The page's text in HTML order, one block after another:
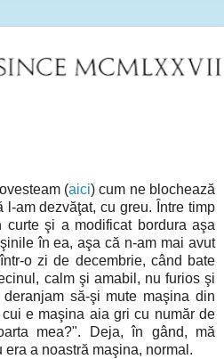
(aici) cum ne blochează
am dezvăţat, cu greu. Între timp
şi a modificat bordura aşa
în ea, aşa că n-am mai avut
o zi de decembrie, când bate
calm şi amabil, nu furios şi
să-şi mute maşina din
e maşina aia gri cu număr de
mea?". Deja, în gând, mă
a noastră maşina, normal.